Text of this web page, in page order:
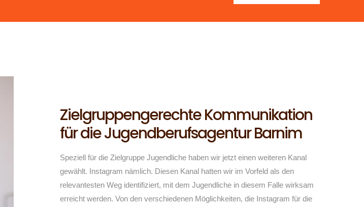
Zielgruppengerechte Kommunikation
für die Jugendberufsagentur Barnim
Speziell für die Zielgruppe Jugendliche haben wir jetzt einen weiteren Kanal
gewählt. Instagram nämlich. Diesen Kanal hatten wir im Vorfeld als den
relevantesten Weg identifiziert, mit dem Jugendliche in diesem Falle wirksam
erreicht werden. Von den verschiedenen Möglichkeiten, die Instagram für die